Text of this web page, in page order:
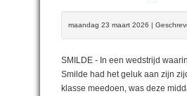
maandag 23 maart 2026 |
SMILDE - In een wedstrijd
Smilde had het geluk aan zijn
klasse meedoen, was deze